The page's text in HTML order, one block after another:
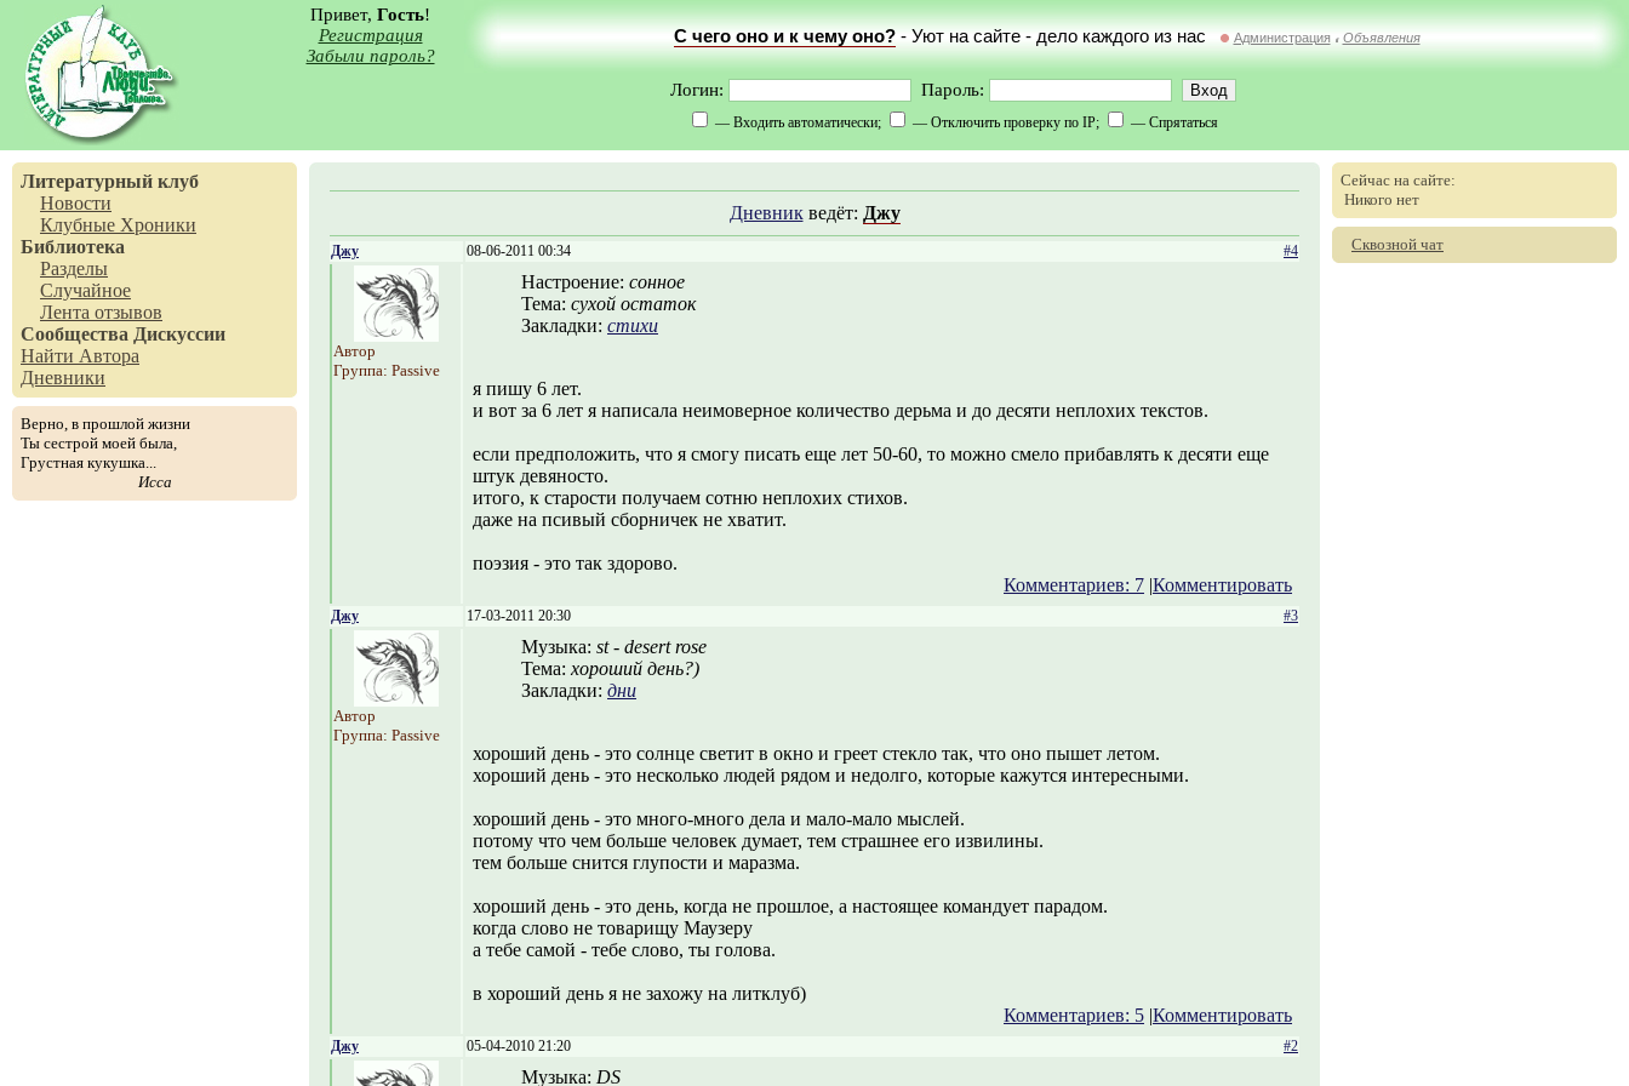
Привет, Гость!
Регистрация
Забыли пароль?
С чего оно и к чему оно?- Уют на сайте - дело каждого из нас Администрация // Объявления
Логин: Пароль:
— Входить автоматически; — Отключить проверку по IP; — Спрятаться
Литературный клуб
Новости
Клубные Хроники
Библиотека
Разделы
Случайное
Лента отзывов
Сообщества Дискуссии
Найти Автора
Дневники
Верно, в прошлой жизни
Ты сестрой моей была,
Грустная кукушка...
Исса
Дневникведёт: Джу
Джу 08-06-2011 00:34 #4
Автор
Группа: Passive
Настроение: сонное
Тема: сухой остаток
Закладки: стихи
я пишу 6 лет.
и вот за 6 лет я написала неимоверное количество дерьма и до десяти неплохих текстов.
если предположить, что я смогу писать еще лет 50-60, то можно смело прибавлять к десяти еще
штук девяносто.
итого, к старости получаем сотню неплохих стихов.
даже на псивый сборничек не хватит.
поэзия - это так здорово.
Комментариев: 7 |Комментировать
Джу 17-03-2011 20:30 #3
Автор
Группа: Passive
Музыка: st - desert rose
Тема: хороший день?)
Закладки: дни
хороший день - это солнце светит в окно и греет стекло так, что оно пышет летом.
хороший день - это несколько людей рядом и недолго, которые кажутся интересными.
хороший день - это много-много дела и мало-мало мыслей.
потому что чем больше человек думает, тем страшнее его извилины.
тем больше снится глупости и маразма.
хороший день - это день, когда не прошлое, а настоящее командует парадом.
когда слово не товарищу Маузеру
а тебе самой - тебе слово, ты голова.
в хороший день я не захожу на литклуб)
Комментариев: 5 |Комментировать
Джу 05-04-2010 21:20 #2
Музыка: DS
Сейчас на сайте:
Никого нет
Сквозной чат